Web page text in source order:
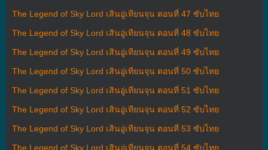
The Legend of Sky Lord เสินอู่เทียนจุน ตอนที่ 47 ซับไทย
The Legend of Sky Lord เสินอู่เทียนจุน ตอนที่ 48 ซับไทย
The Legend of Sky Lord เสินอู่เทียนจุน ตอนที่ 49 ซับไทย
The Legend of Sky Lord เสินอู่เทียนจุน ตอนที่ 50 ซับไทย
The Legend of Sky Lord เสินอู่เทียนจุน ตอนที่ 51 ซับไทย
The Legend of Sky Lord เสินอู่เทียนจุน ตอนที่ 52 ซับไทย
The Legend of Sky Lord เสินอู่เทียนจุน ตอนที่ 53 ซับไทย
The Legend of Sky Lord เสินอู่เทียนจุน ตอนที่ 54 ซับไทย